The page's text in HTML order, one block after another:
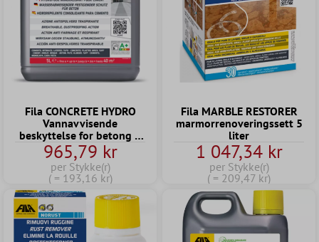
Fila CONCRETE HYDRO
Vannavvisende
beskyttelse for betong 5
liter
965,79 kr
per Stykke(r)
( = 193,16 kr)
Fila MARBLE RESTORER
marmorrenoveringssett 5
liter
1 047,34 kr
per Stykke(r)
( = 209,47 kr)